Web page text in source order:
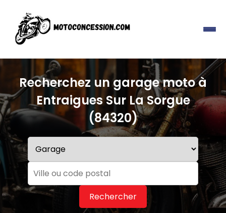
Recherchez un garage moto à
Entraigues Sur La Sorgue
(84320)
Rechercher